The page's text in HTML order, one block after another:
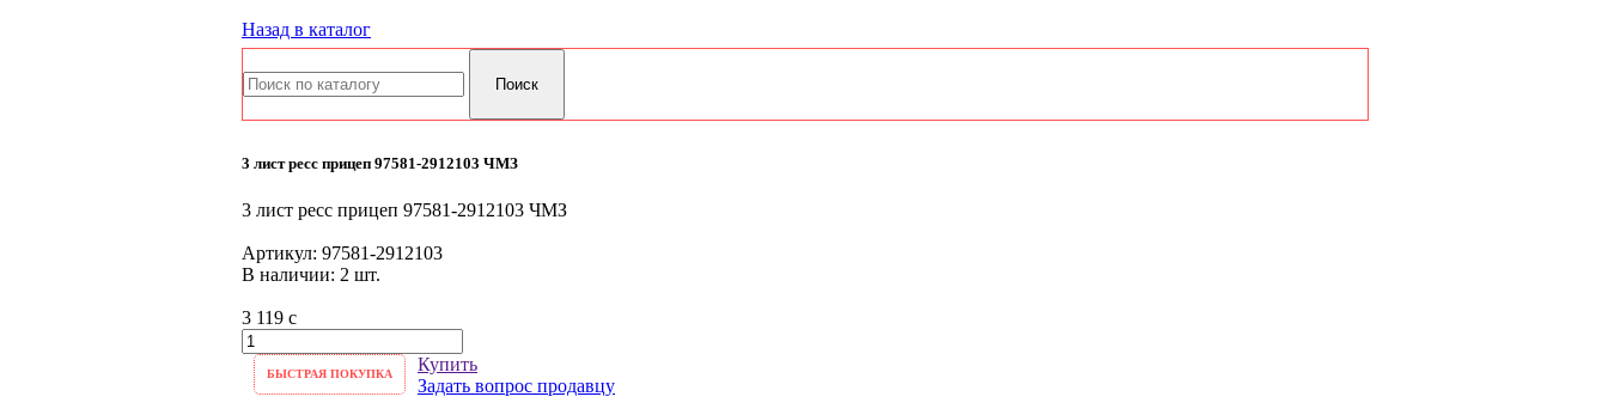
Назад в каталог
3 лист ресс прицеп 97581-2912103 ЧМЗ
3 лист ресс прицеп 97581-2912103 ЧМЗ
Артикул: 97581-2912103
В наличии: 2 шт.
3 119 c
Купить
БЫСТРАЯ ПОКУПКА
Задать вопрос продавцу